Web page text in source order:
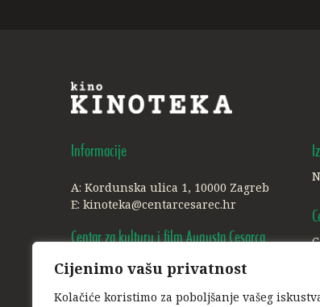
Cijenimo vašu privatnost
Kolačiće koristimo za poboljšanje vašeg
Informacije
A: Kordunska ulica 1, 10000 Zagreb
E: kinoteka@centarcesarec.hr
Centar za kulturu i film Augusta Cesarca
A: Ilica 227, 1. i 3. kat, 10000 Zagreb
E:info@centarcesarec.hr